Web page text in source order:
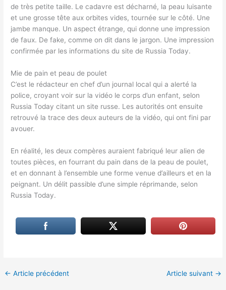
de très petite taille. Le cadavre est décharné, la peau luisante
et une grosse tête aux orbites vides, tournée sur le côté. Une
jambe manque. Un aspect étrange, qui donne une impression
de faux. De fake, comme on dit dans le jargon. Une impression
confirmée par les informations du site de Russia Today.
Mie de pain et peau de poulet
C’est le rédacteur en chef d’un journal local qui a alerté la
police, croyant voir sur la vidéo le corps d’un enfant, selon
Russia Today citant un site russe. Les autorités ont ensuite
retrouvé la trace des deux auteurs de la vidéo, qui ont fini par
avouer.
En réalité, les deux compères auraient fabriqué leur alien de
toutes pièces, en fourrant du pain dans de la peau de poulet,
et en donnant à l’ensemble une forme venue d’ailleurs et en la
peignant. Un délit passible d’une simple réprimande, selon
Russia Today.
← Article précédent Article suivant →